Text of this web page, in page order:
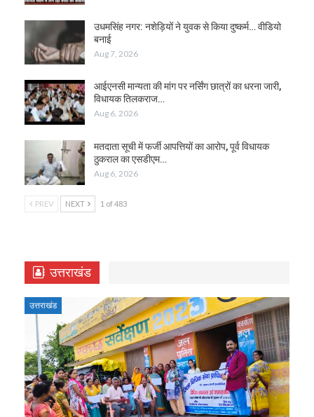
उधमसिंह नगर: नशेड़ियों ने युवक से किया दुष्कर्म… वीडियो
बनाई
Aug 7, 2026
आईएनसी मान्यता की मांग पर नर्सिंग छात्रों का धरना जारी,
विधायक तिलकराज…
Aug 6, 2026
मतदाता सूची में फर्जी आपत्तियों का आरोप, पूर्व विधायक
ठुकराल का एसडीएम…
Aug 6, 2026
PREV NEXT 1 of 483
उत्तराखंड
उत्तराखंड